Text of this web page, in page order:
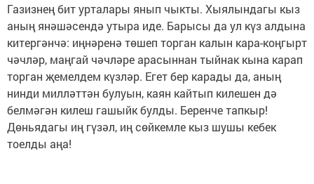
Газизнең бит урталары янып чыкты. Хыялындагы кыз
аның янәшәсендә утыра иде. Барысы да ул күз алдына
китергәнчә: иңнәренә төшеп торган калын кара-коңгырт
чәчләр, маңгай чәчләре арасыннан тыйнак кына карап
торган җемелдем күзләр. Егет бер карады да, аның
нинди милләттән булуын, каян кайтып килешен дә
белмәгән килеш гашыйк булды. Беренче тапкыр!
Дөньядагы иң гүзәл, иң сөйкемле кыз шушы кебек
тоелды аңа!